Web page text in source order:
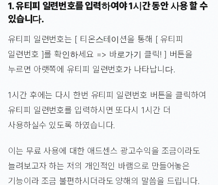
1. 유티피 일련번호를 입력하여야 1시간 동안 사용 할 수
있습니다.
유티피 일련번호는 [ 티온스테이션을 통해 [ 유티피
일련번호 ]를 확인하세요 => 바로가기 클릭! ] 버튼을
누르면 아랫쪽에 유티피 일련번호가 나타납니다.
1시간 후에는 다시 한번 유티피 일련번호 버튼을 클릭하여
유티피 일련번호를 입력하시면 또다시 1시간 더
사용하실수 있도록 하였습니다.
이는 무료 사용에 대한 애드센스 광고수익을 조금이라도
늘려보고자 하는 저의 개인적인 바램으로 만들어놓은
기능이라 조금 불편하시더라도 양해의 말씀을 드립니다.